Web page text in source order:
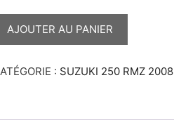
AJOUTER AU PANIER
: SUZUKI 250 RMZ 2008